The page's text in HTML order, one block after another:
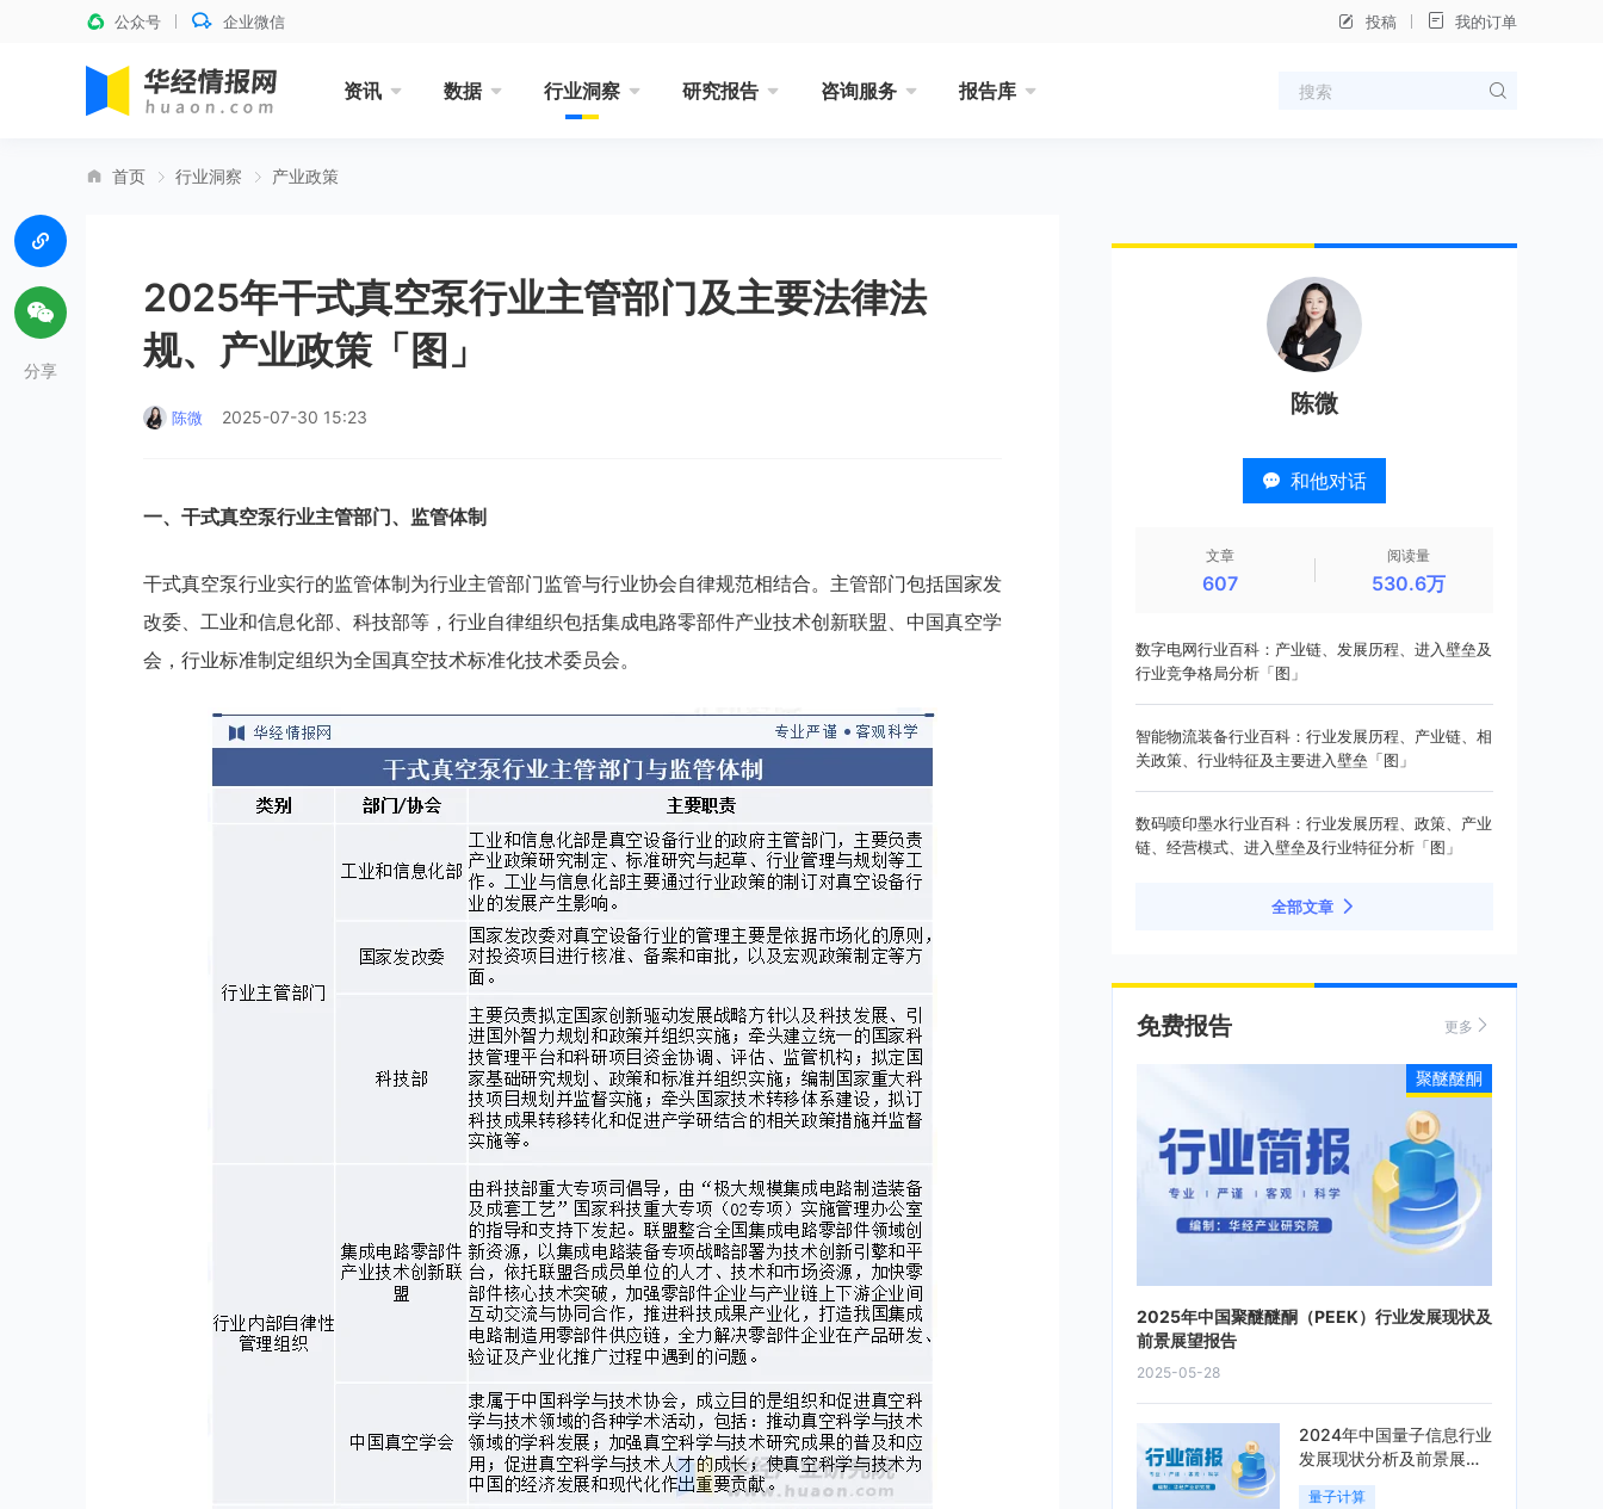
公众号 企业微信 投稿 我的订单
资讯 数据 行业洞察 研究报告 咨询服务 报告库
首页 行业洞察 产业政策
2025年干式真空泵行业主管部门及主要法律法
规、产业政策「图」
陈微 2025-07-30 15:23
一、干式真空泵行业主管部门、监管体制
干式真空泵行业实行的监管体制为行业主管部门监管与行业协会自律规范相结合。主管部门包括国家发
改委、工业和信息化部、科技部等，行业自律组织包括集成电路零部件产业技术创新联盟、中国真空学
会，行业标准制定组织为全国真空技术标准化技术委员会。
分享
陈微
和他对话
文章
607
阅读量
530.6万
数字电网行业百科：产业链、发展历程、进入壁垒及
行业竞争格局分析「图」
智能物流装备行业百科：行业发展历程、产业链、相
关政策、行业特征及主要进入壁垒「图」
数码喷印墨水行业百科：行业发展历程、政策、产业
链、经营模式、进入壁垒及行业特征分析「图」
全部文章
免费报告 更多
2025年中国聚醚醚酮（PEEK）行业发展现状及
前景展望报告
2025-05-28
聚醚醚酮
2024年中国量子信息行业
发展现状分析及前景展望
报告
量子计算